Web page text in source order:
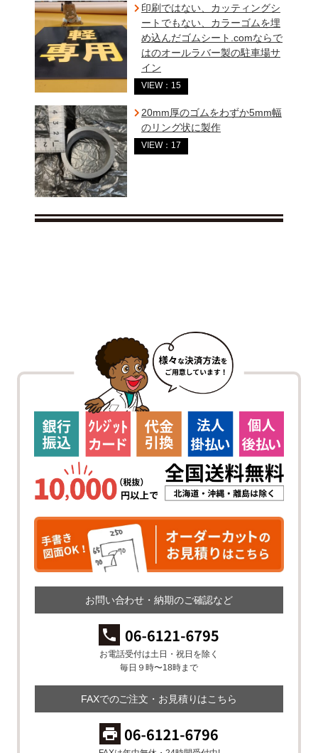
印刷ではない、カッティングシ
ートでもない、カラーゴムを埋
め込んだゴムシート.comならで
はのオールラバー製の駐車場サ
イン
VIEW：15
20mm厚のゴムをわずか5mm幅
のリング状に製作
VIEW：17
お問い合わせ・納期のご確認など
お電話受付は土日・祝日を除く
毎日９時〜18時まで
FAXでのご注文・お見積りはこちら